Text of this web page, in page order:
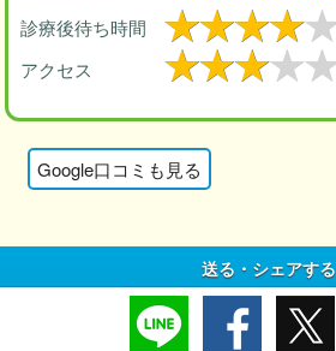
診療後待ち時間
アクセス
Google口コミも見る
送る・シェアする